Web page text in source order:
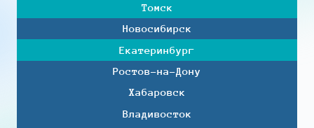
Томск
Новосибирск
Екатеринбург
Ростов-на-Дону
Хабаровск
Владивосток